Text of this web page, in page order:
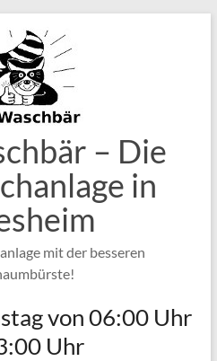
– Die
in
mit der besseren
von 06:00 Uhr
Uhr